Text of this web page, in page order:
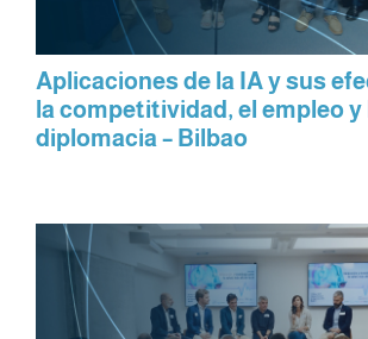
Aplicaciones de la IA y sus
la competitividad, el empleo y
diplomacia – Bilbao